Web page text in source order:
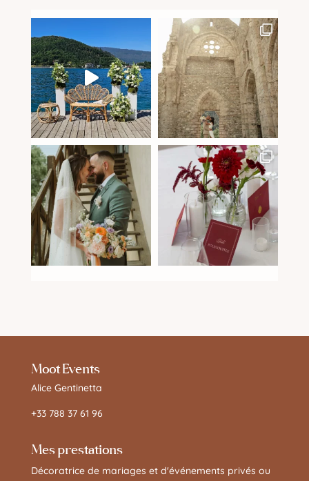
Moot Events
Alice Gentinetta
+33 788 37 61 96
Mes prestations
Décoratrice de mariages et d'événements privés ou